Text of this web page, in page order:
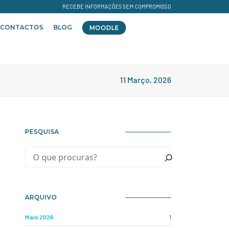
RECEBE INFORMAÇÕES SEM COMPROMISSO
CONTACTOS BLOG MOODLE
11 Março, 2026
PESQUISA
ARQUIVO
Maio 2026 1